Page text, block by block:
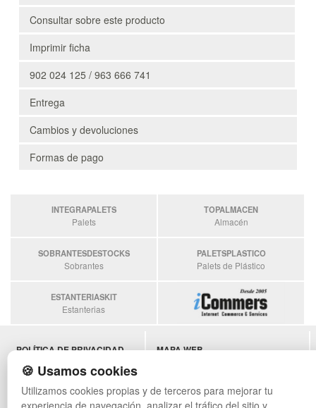
Consultar sobre este producto
Imprimir ficha
902 024 125 / 963 666 741
Entrega
Cambios y devoluciones
Formas de pago
INTEGRAPALETS
Palets
TOPALMACEN
Almacén
SOBRANTESDESTOCKS
Sobrantes
PALETSPLASTICO
Palets de Plástico
ESTANTERIASKIT
Estanterias
POLÍTICA DE PRIVACIDAD
CONDICIONES DE USO
CAMBIOS Y DEVOLUCIONES
CONTACTO
MAPA WEB
🍪 Usamos cookies
Utilizamos cookies propias y de terceros para mejorar tu
experiencia de navegación, analizar el tráfico del sitio y